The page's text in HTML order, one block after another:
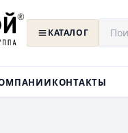
КАТАЛОГ
КОНТАКТЫ